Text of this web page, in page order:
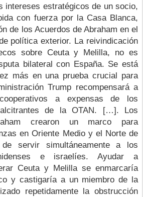
intereses estratégicos de un socio,
con fuerza por la Casa Blanca,
de los Acuerdos de Abraham en el
política exterior. La reivindicación
sobre Ceuta y Melilla, no es
bilateral con España. Se está
más en una prueba crucial para
Trump recompensará a
a expensas de los
de la OTAN. […]. Los
crearon un marco para
en Oriente Medio y el Norte de
servir simultáneamente a los
e israelíes. Ayudar a
Ceuta y Melilla se enmarcaría
y castigaría a un miembro de la
repetidamente la obstrucción